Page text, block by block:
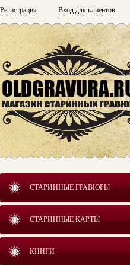
Регистрация Вход для клиентов
СТАРИННЫЕ ГРАВЮРЫ
СТАРИННЫЕ КАРТЫ
КНИГИ